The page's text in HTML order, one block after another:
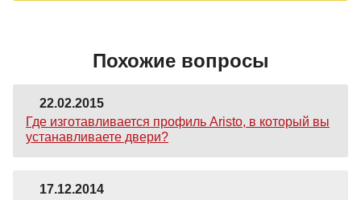
Похожие вопросы
22.02.2015
Где изготавливается профиль Aristo, в который вы
устанавливаете двери?
17.12.2014